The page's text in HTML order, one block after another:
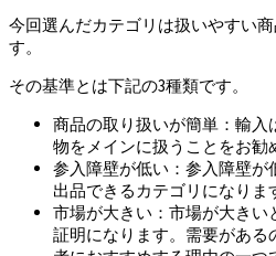
今回選んだカテゴリは扱いやすい
す。
その基準とは下記の3種類です。
商品の取り扱いが簡単：輸
物をメインに扱うことをお勧
参入障壁が低い：参入障壁
出品できるカテゴリになりま
市場が大きい：市場が大き
証明になります。需要があ